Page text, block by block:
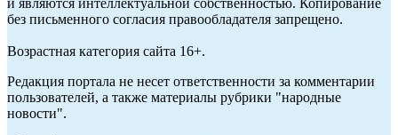
и являются интеллектуальной собственностью. Копирование
без письменного согласия правообладателя запрещено.
Возрастная категория сайта 16+.
Редакция портала не несет ответственности за комментарии
пользователей, а также материалы рубрики "народные
новости".